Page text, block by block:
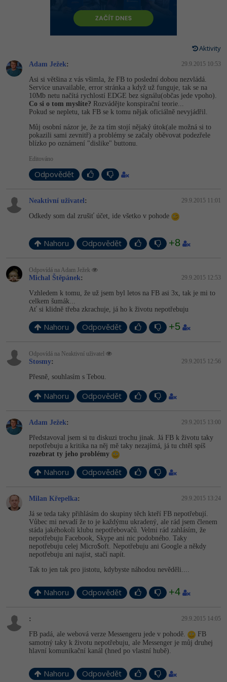
HTML5, CSS3, Bootstrap, SEO
Testování a verzování
UML a návrhové vzory
React
Spring
ASP.NET MVC
Python
HTML / CSS
UML a návrhové vzory
MySQL/MariaDB
MS-SQL
Webdesigner
Tester
Systémový administrátor
3D grafik
Projektový manažer
Databázový analytik
Copywriter
WordPress specialista
SEO specialista
-80%
C++ -80%
Swift -80%
Kotlin -80%
-80%
VB.NET
SQL
-80%
Algoritmy -41%
Umělá inteligence (AI)
Pro děti
Více
Digitální gramotnost
Marketing
SEO -30%
UX
Business
Copywriting -30%
MS Office -80%
Time management
Windows
Linux
Sítě
Fórum
Photoshop -80%
Adobe Illustrator -80%
Adobe Lightroom
Adobe XD -15%
Adobe InDesign -25%
Adobe After Effects
Blender
Inkscape
Fotografování
Ostatní
Fórum
Aktivity
Adam Ježek: 29.9.2015 10:53
Asi si většina z vás všimla, že FB to poslední dobou nezvládá.
Service unavailable, error stránka a když už funguje, tak se na
10Mb netu načítá rychlostí EDGE bez signálu(občas jede vpoho).
Co si o tom myslíte? Rozvádějte konspirační teorie...
Pokud se nepletu, tak FB se k tomu nějak oficiálně nevyjádřil.
Můj osobní názor je, že za tím stojí nějaký útok(ale možná si to
pokazili sami zevnitř) a problémy se začaly oběvovat podezřele
blízko po oznámení "dislike" buttonu.
Editováno
Odpovědět
Neaktivní uživatel: 29.9.2015 11:01
Odkedy som dal zrušiť účet, ide všetko v pohode
Nahoru Odpovědět +8
Odpovídá na Adam Ježek
Michal Štěpánek: 29.9.2015 12:53
Vzhledem k tomu, že už jsem byl letos na FB asi 3x, tak je mi to
celkem šumák...
Ať si klidně třeba zkrachuje, já ho k životu nepotřebuju
Nahoru Odpovědět +5
Odpovídá na Neaktivní uživatel
Stosmy: 29.9.2015 12:56
Přesně, souhlasím s Tebou.
Nahoru Odpovědět
Adam Ježek: 29.9.2015 13:00
Představoval jsem si tu diskuzi trochu jinak. Já FB k životu taky
nepotřebuju a kritika na něj mě taky nezajímá, já tu chtěl spíš
rozebrat ty jeho problémy
Nahoru Odpovědět
Milan Křepelka: 29.9.2015 13:24
Já se teda taky přihlásím do skupiny těch kteří FB nepotřebují.
Vůbec mi nevadí že to je každýmu ukradený, ale rád jsem členem
stáda jakéhokoli klubu nepotřebovačů. Velmi rád zahlásím, že
nepotřebuju Facebook, Skype ani nic podobného. Taky
nepotřebuju celej Micro$oft. Nepotřebuju ani Google a někdy
nepotřebuju ani najíst, stačí napít.
Tak to jen tak pro jistotu, kdybyste náhodou nevěděli....
Nahoru Odpovědět +4
: 29.9.2015 14:05
FB padá, ale webová verze Messengeru jede v pohodě.
FB
samotný taky k životu nepotřebuju, ale Messenger je můj druhej
hlavní komunikační kanál (hned po vlastní hubě).
Nahoru Odpovědět